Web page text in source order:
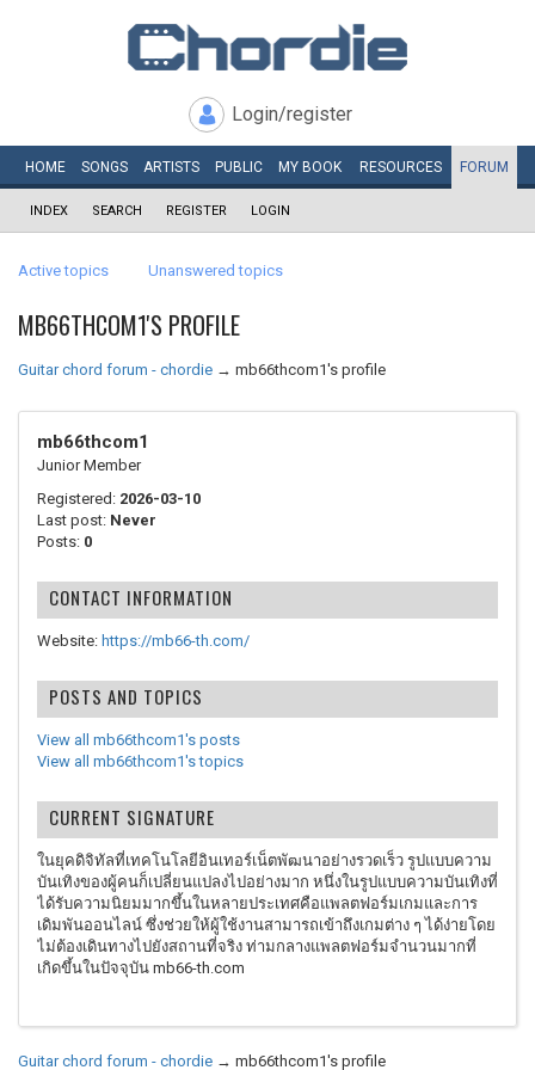
Login/register
HOME SONGS ARTISTS PUBLIC MY BOOK RESOURCES FORUM
INDEX SEARCH REGISTER LOGIN
Active topics Unanswered topics
MB66THCOM1'S PROFILE
Guitar chord forum - chordie → mb66thcom1's profile
mb66thcom1
Junior Member
Registered: 2026-03-10
Last post: Never
Posts: 0
CONTACT INFORMATION
Website: https://mb66-th.com/
POSTS AND TOPICS
View all mb66thcom1's posts
View all mb66thcom1's topics
CURRENT SIGNATURE
ในยุคดิจิทัลที่เทคโนโลยีอินเทอร์เน็ตพัฒนาอย่างรวดเร็ว รูปแบบความ
บันเทิงของผู้คนก็เปลี่ยนแปลงไปอย่างมาก หนึ่งในรูปแบบความบันเทิงที่
ได้รับความนิยมมากขึ้นในหลายประเทศคือแพลตฟอร์มเกมและการ
เดิมพันออนไลน์ ซึ่งช่วยให้ผู้ใช้งานสามารถเข้าถึงเกมต่าง ๆ ได้ง่ายโดย
ไม่ต้องเดินทางไปยังสถานที่จริง ท่ามกลางแพลตฟอร์มจำนวนมากที่
เกิดขึ้นในปัจจุบัน mb66-th.com
Guitar chord forum - chordie → mb66thcom1's profile